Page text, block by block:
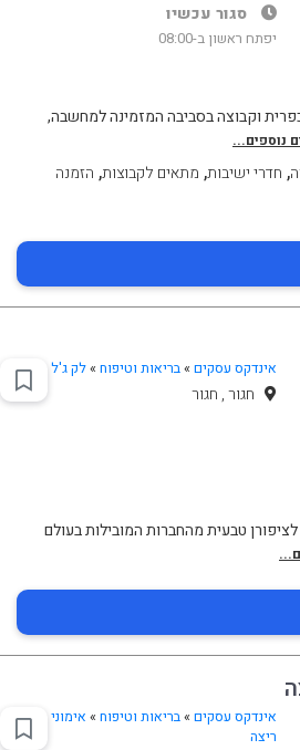
סגור עכשיו
יפתח ראשון ב-08:00
וקבוצה בסביבה המזמינה למחשבה,
נוספים...
, חדרי ישיבות, מתאים לקבוצות, הזמנה
אינדקס עסקים »בריאות וטיפוח»לק ג'ל
חגור , חגור
טבעית מהחברות המובילות בעולם
אינדקס עסקים »בריאות וטיפוח» אימוני
ריצה